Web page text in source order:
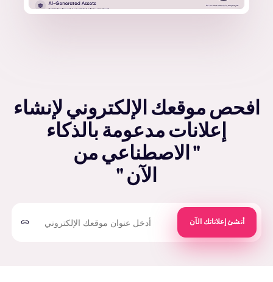
افحص موقعك الإلكتروني لإنشاء
إعلانات مدعومة بالذكاء
الاصطناعي من "
" الآن
أنشئ إعلاناتك الآن